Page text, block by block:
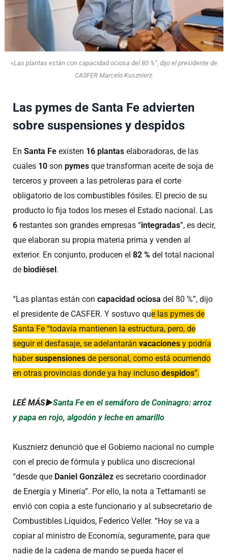
«Las plantas están con capacidad ociosa del 80 %”, dijo el presidente de
CASFER Marcelo Kusznierz.
Las pymes de Santa Fe advierten
sobre suspensiones y despidos
En Santa Fe existen 16 plantas elaboradoras, de las
cuales 10 son pymes que transforman aceite de soja de
terceros y proveen a las petroleras para el corte
obligatorio de los combustibles fósiles. El precio de su
producto lo fija todos los meses el Estado nacional. Las
6 restantes son grandes empresas “integradas”, es decir,
que elaboran su propia materia prima y venden al
exterior. En conjunto, producen el 82 % del total nacional
de biodiésel.
“Las plantas están con capacidad ociosa del 80 %”, dijo
el presidente de CASFER. Y sostuvo que las pymes de
Santa Fe “todavía mantienen la estructura, pero, de
seguir el desfasaje, se adelantarán vacaciones y podría
habersuspensiones de personal, como está ocurriendo
en otras provincias donde ya hay incluso despidos”.
LEÉ MÁS►Santa Fe en el semáforo de Coninagro: arroz
y papa en rojo, algodón y leche en amarillo
Kusznierz denunció que el Gobierno nacional no cumple
con el precio de fórmula y publica uno discrecional
“desde que Daniel González es secretario coordinador
de Energía y Minería”. Por ello, la nota a Tettamanti se
envió con copia a este funcionario y al subsecretario de
Combustibles Líquidos, Federico Veller. “Hoy se va a
copiar al ministro de Economía, seguramente, para que
nadie de la cadena de mando se pueda hacer el